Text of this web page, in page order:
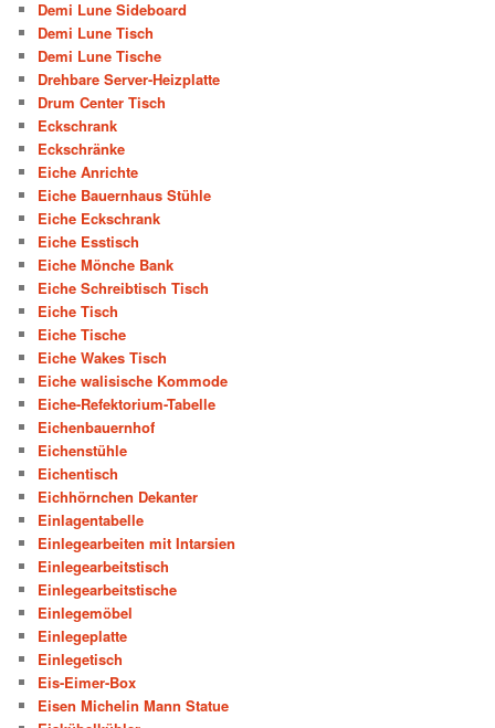
Demi Lune Sideboard
Demi Lune Tisch
Demi Lune Tische
Drehbare Server-Heizplatte
Drum Center Tisch
Eckschrank
Eckschränke
Eiche Anrichte
Eiche Bauernhaus Stühle
Eiche Eckschrank
Eiche Esstisch
Eiche Mönche Bank
Eiche Schreibtisch Tisch
Eiche Tisch
Eiche Tische
Eiche Wakes Tisch
Eiche walisische Kommode
Eiche-Refektorium-Tabelle
Eichenbauernhof
Eichenstühle
Eichentisch
Eichhörnchen Dekanter
Einlagentabelle
Einlegearbeiten mit Intarsien
Einlegearbeitstisch
Einlegearbeitstische
Einlegemöbel
Einlegeplatte
Einlegetisch
Eis-Eimer-Box
Eisen Michelin Mann Statue